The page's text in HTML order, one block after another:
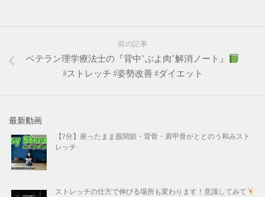
前の記事
ベテラン理学療法士の『背中“ぶよ肉”解消ノート』
#ストレッチ #姿勢改善 #ダイエット
最新動画
【7分】座ったまま股関節・背骨・肩甲骨がととのう和みスト
レッチ
ストレッチの仕方で伸びる場所も変わります！意識してみて